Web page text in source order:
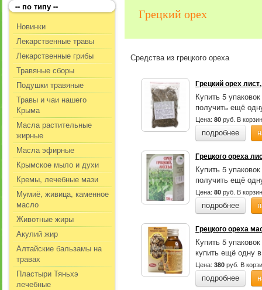
-- по типу --
Новинки
Лекарственные травы
Лекарственные грибы
Травяные сборы
Подушки травяные
Травы и чаи нашего
Крыма
Масла растительные
жирные
Масла эфирные
Крымское мыло и духи
Кремы, лечебные мази
Мумиё, живица, каменное
масло
Животные жиры
Акулий жир
Алтайские бальзамы на
травах
Пластыри Тяньхэ
лечебные
Грецкий орех
Средства из грецкого ореха
Грецкий орех
Купить 5
получить ещё
Цена:80 руб. В
подробнее
Грецкого ореха
Купить 5
получить ещё
Цена:80 руб. В
подробнее
Грецкого ореха
Купить 5
купить ещё одну
Цена:380 руб. В
подробнее